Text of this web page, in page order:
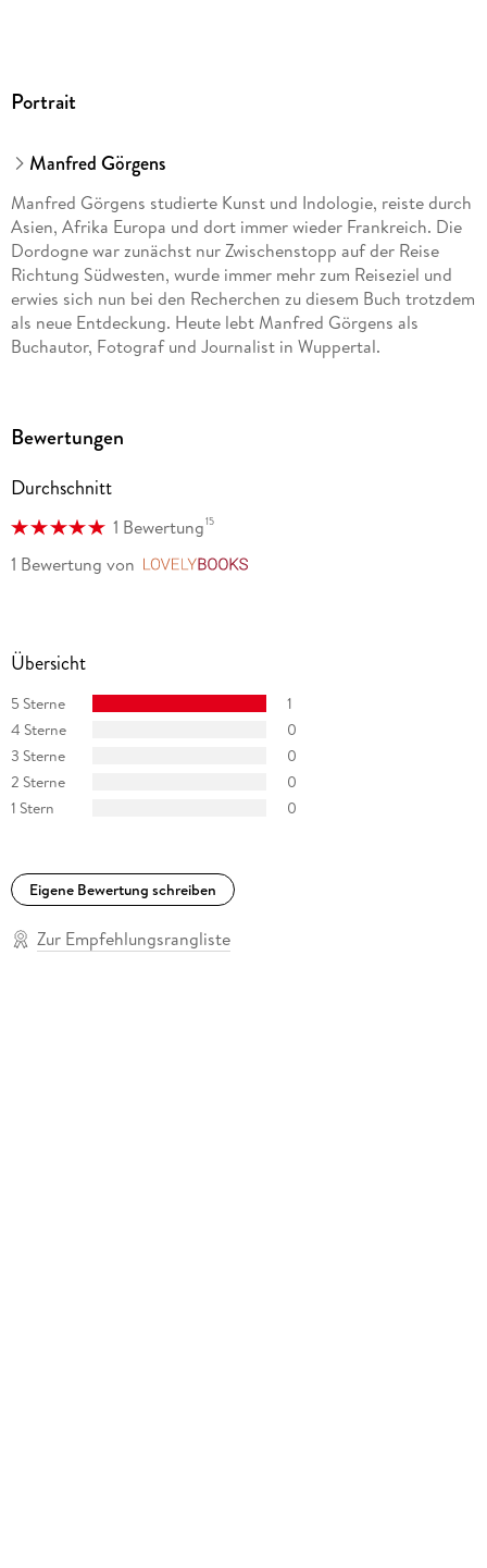
Portrait
Manfred Görgens
Manfred Görgens studierte Kunst und Indologie, reiste durch
Asien, Afrika Europa und dort immer wieder Frankreich. Die
Dordogne war zunächst nur Zwischenstopp auf der Reise
Richtung Südwesten, wurde immer mehr zum Reiseziel und
erwies sich nun bei den Recherchen zu diesem Buch trotzdem
als neue Entdeckung. Heute lebt Manfred Görgens als
Buchautor, Fotograf und Journalist in Wuppertal.
Bewertungen
Durchschnitt
1 Bewertung15
1 Bewertung von
Übersicht
5 Sterne
1
4 Sterne
0
3 Sterne
0
2 Sterne
0
1 Stern
0
Eigene Bewertung schreiben
Zur Empfehlungsrangliste